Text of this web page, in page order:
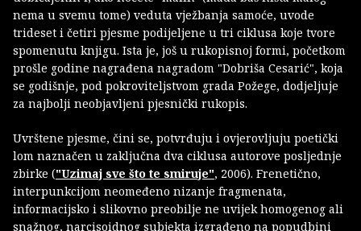
nema u svemu tome) veduta vježbanja samoće, uvode
trideset i četiri pjesme podijeljene u tri ciklusa koje tvore
spomenutu knjigu. Ista je, još u rukopisnoj formi, početkom
prošle godine nagrađena nagradom "Dobriša Cesarić", koja
se godišnje, pod pokroviteljstvom grada Požege, dodjeljuje
za najbolji neobjavljeni pjesnički rukopis.
Uvrštene pjesme, čini se, potvrđuju i ovjerovljuju poetički
lom naznačen u zaključna dva ciklusa autorove posljednje
zbirke ("Uzimaj sve što te smiruje", 2006). Frenetično,
interpunkcijom neomeđeno nizanje fragmenata,
informacijsko i slikovno preobilje ne uvijek homogenog ali
snažnog, narcisoidnog subjekta izgrađeno na popudbini